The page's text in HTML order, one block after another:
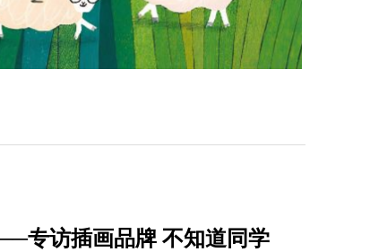
专访插画品牌 不知道同学